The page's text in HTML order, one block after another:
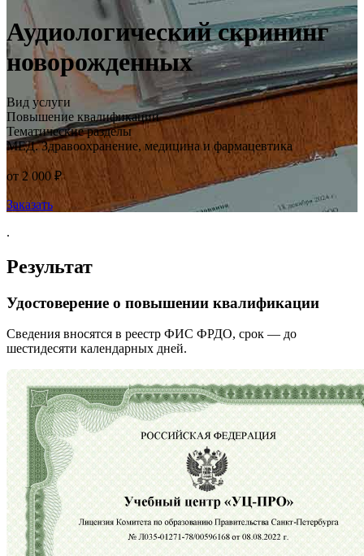
Аудиологический скрининг
новорожденных
Вид услуги
Повышение квалификации
Тематические разделы
МЕД. Здравоохранение, медицина и фармацевтика
от 2 000 ₽
Заказать
.
Результат
Удостоверение о повышении квалификации
Сведения вносятся в реестр ФИС ФРДО, срок — до
шестидесяти календарных дней.